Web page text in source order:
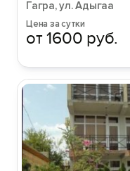
Гагра, ул. Адыгаа
Цена за сутки
от 1600 руб.